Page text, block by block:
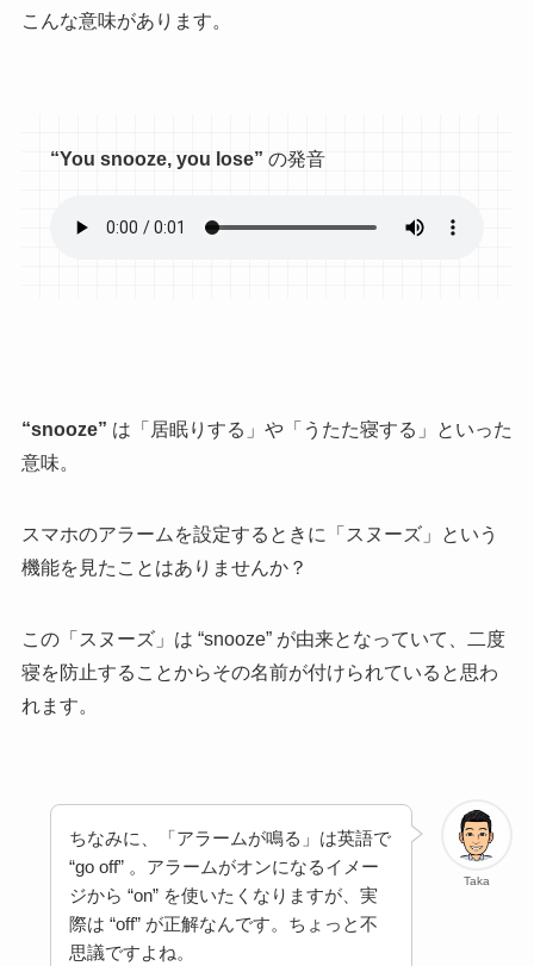
こんな意味があります。
“You snooze, you lose” の発音
“snooze” は「居眠りする」や「うたた寝する」といった
意味。
スマホのアラームを設定するときに「スヌーズ」という
機能を見たことはありませんか？
この「スヌーズ」は “snooze” が由来となっていて、二度
寝を防止することからその名前が付けられていると思わ
れます。
Taka
ちなみに、「アラームが鳴る」は英語で
“go off” 。アラームがオンになるイメー
ジから “on” を使いたくなりますが、実
際は “off” が正解なんです。ちょっと不
思議ですよね。